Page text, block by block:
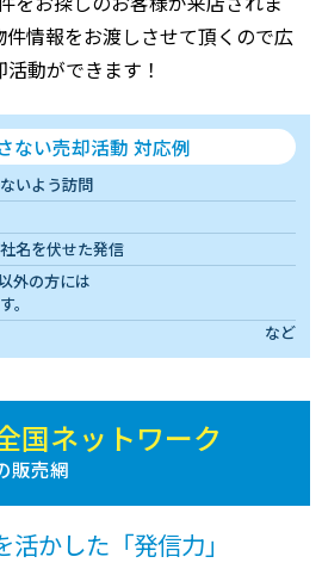
情報をお渡しさせて頂くので広
動ができます！
ない売却活動 対応例
いよう訪問
名を伏せた発信
外の方には
。
など
国ネットワーク
販売網
かした「発信力」